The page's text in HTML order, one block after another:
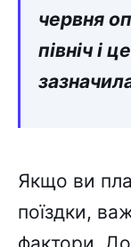
червня
північ і
Якщо ви
поїздки,